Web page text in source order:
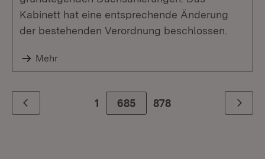
Kabinett hat eine entsprechende Änderung
der bestehenden Verordnung beschlossen.
Mehr
Zurück 1 685 Zur letzte Seite
878 Weiter